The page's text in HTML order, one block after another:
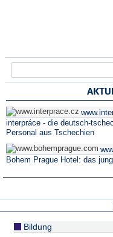
interpráce - die deutsch-
Personal aus Tschechien
Bohem Prague Hotel: das
Bildung